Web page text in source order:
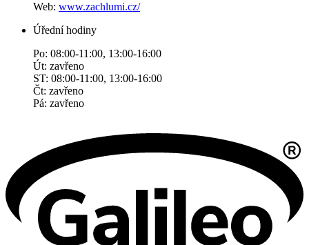
Web: www.zachlumi.cz/
Úřední hodiny
Po: 08:00-11:00, 13:00-16:00
Út: zavřeno
ST: 08:00-11:00, 13:00-16:00
Čt: zavřeno
Pá: zavřeno